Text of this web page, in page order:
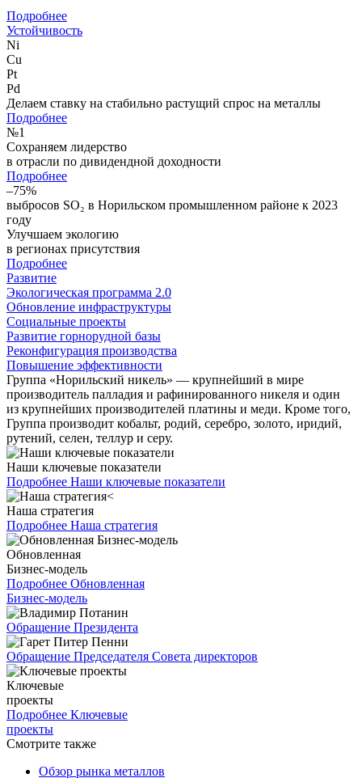
Подробнее
Устойчивость
Ni
Cu
Pt
Pd
Делаем ставку на стабильно растущий спрос на металлы
Подробнее
№1
Сохраняем лидерство
в отрасли по дивидендной доходности
Подробнее
–75%
выбросов SO₂ в Норильском промышленном районе к 2023
году
Улучшаем экологию
в регионах присутствия
Подробнее
Развитие
Экологическая программа 2.0
Обновление инфраструктуры
Социальные проекты
Развитие горнорудной базы
Реконфигурация производства
Повышение эффективности
Группа «Норильский никель» — крупнейший в мире
производитель палладия и рафинированного никеля и один
из крупнейших производителей платины и меди. Кроме того,
Группа производит кобальт, родий, серебро, золото, иридий,
рутений, селен, теллур и серу.
Наши ключевые показатели
Подробнее Наши ключевые показатели
Наша стратегия
Подробнее Наша стратегия
Обновленная
Бизнес-модель
Подробнее Обновленная
Бизнес-модель
Обращение Президента
Обращение Председателя Совета директоров
Ключевые
проекты
Подробнее Ключевые
проекты
Смотрите также
Обзор рынка металлов